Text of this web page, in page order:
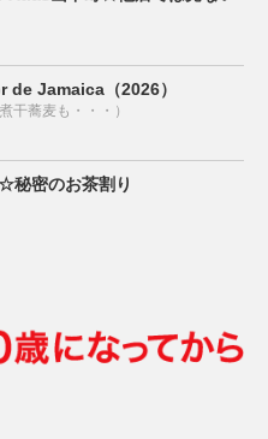
Jamaica（2026）
干蕎麦も・・・）
秘密のお茶割り